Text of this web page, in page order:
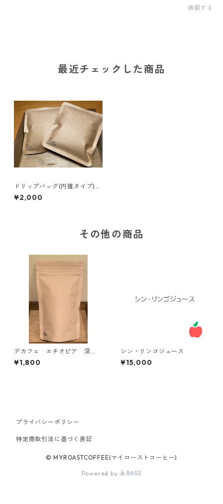
通報する
最近チェックした商品
ドリップバッグ(円錐タイプ)４
種セット
¥2,000
その他の商品
デカフェ エチオピア 深
め 100g
¥1,800
シン・リンゴジュース
¥15,000
プライバシーポリシー
特定商取引法に基づく表記
© MYROASTCOFFEE(マイローストコーヒー)
Powered by